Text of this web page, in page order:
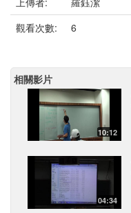
觀看次數:
6
相關影片
10:12
04:34